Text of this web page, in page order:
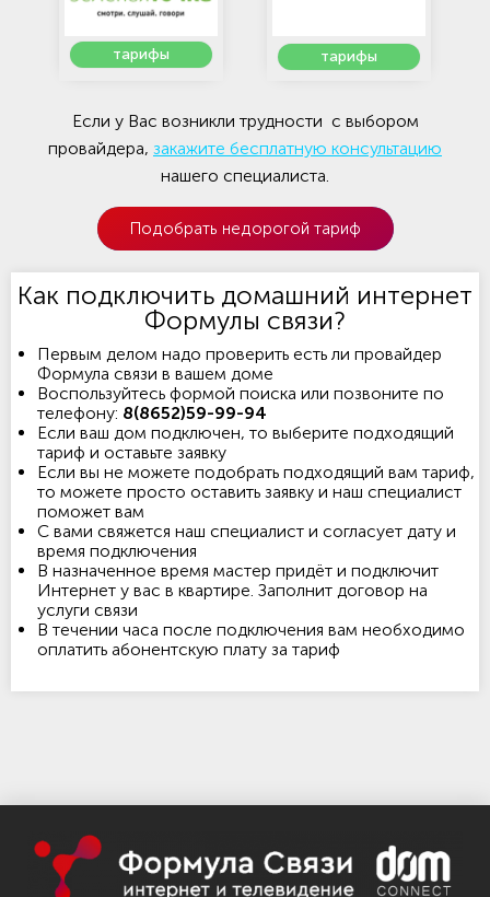
тарифы тарифы
Если у Вас возникли трудности с выбором
провайдера, закажите бесплатную консультацию
нашего специалиста.
Подобрать недорогой тариф
Как подключить домашний интернет
Формулы связи?
Первым делом надо проверить есть ли провайдер
Формула связи в вашем доме
Воспользуйтесь формой поиска или позвоните по
телефону: 8(8652)59-99-94
Если ваш дом подключен, то выберите подходящий
тариф и оставьте заявку
Если вы не можете подобрать подходящий вам тариф,
то можете просто оставить заявку и наш специалист
поможет вам
С вами свяжется наш специалист и согласует дату и
время подключения
В назначенное время мастер придёт и подключит
Интернет у вас в квартире. Заполнит договор на
услуги связи
В течении часа после подключения вам необходимо
оплатить абонентскую плату за тариф